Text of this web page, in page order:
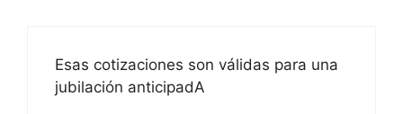
Esas cotizaciones son válidas para una
jubilación anticipadA